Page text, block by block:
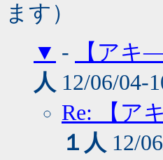
ます）
▼ -
【アキ
人 12/06/04-
Re: 【ア
１人 12/